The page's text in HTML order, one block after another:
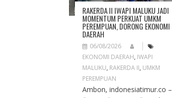
O
N
RAKERDA II IWAPI MALUKU JADI
MOMENTUM PERKUAT UMKM
PEREMPUAN, DORONG EKONOMI
DAERAH
06/08/2026
EKONOMI DAERAH, IWAPI
MALUKU, RAKERDA II, UMKM
PEREMPUAN
Ambon, indonesiatimur.co –